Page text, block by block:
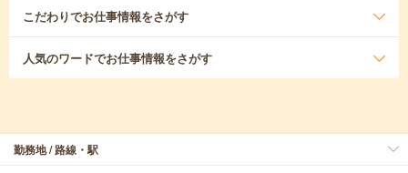
こだわりでお仕事情報をさがす
人気のワードでお仕事情報をさがす
勤務地 / 路線・駅